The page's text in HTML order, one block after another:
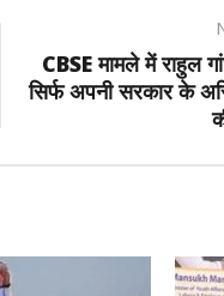
CBSE मामले में राहुल
सिर्फ अपनी सरकार के